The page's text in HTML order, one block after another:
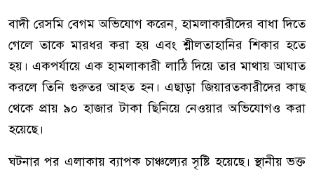
বাদী রেসমি বেগম অভিযোগ করেন, হামলাকারীদের বাধা দিতে
গেলে তাকে মারধর করা হয় এবং শ্লীলতাহানির শিকার হতে
হয়। একপর্যায়ে এক হামলাকারী লাঠি দিয়ে তার মাথায় আঘাত
করলে তিনি গুরুতর আহত হন। এছাড়া জিয়ারতকারীদের কাছ
থেকে প্রায় ৯০ হাজার টাকা ছিনিয়ে নেওয়ার অভিযোগও করা
হয়েছে।
ঘটনার পর এলাকায় ব্যাপক চাঞ্চল্যের সৃষ্টি হয়েছে। স্থানীয় ভক্ত